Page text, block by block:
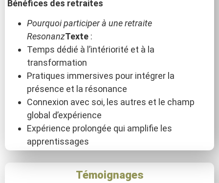
Bénéfices des retraites
Pourquoi participer à une retraite
ResonanzTexte :
Temps dédié à l’intériorité et à la
transformation
Pratiques immersives pour intégrer la
présence et la résonance
Connexion avec soi, les autres et le champ
global d’expérience
Expérience prolongée qui amplifie les
apprentissages
Témoignages